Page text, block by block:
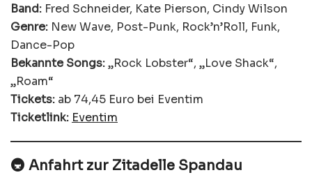
Band: Fred Schneider, Kate Pierson, Cindy Wilson
Genre: New Wave, Post-Punk, Rock’n’Roll, Funk,
Dance-Pop
Bekannte Songs:„Rock Lobster“, „Love Shack“,
„Roam“
Tickets: ab 74,45 Euro bei Eventim
Ticketlink: Eventim
🚇 Anfahrt zur Zitadelle Spandau